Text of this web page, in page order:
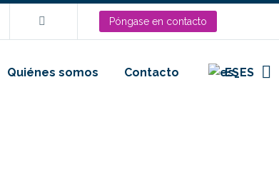
Póngase en contacto
Quiénes somos Contacto ES